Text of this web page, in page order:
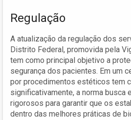
Regulação
A atualização da regulação dos
Distrito Federal, promovida pela
tem como principal objetivo a
segurança dos pacientes. Em um
por procedimentos estéticos tem
significativamente, a norma busca
rigorosos para garantir que os
dentro das melhores práticas de